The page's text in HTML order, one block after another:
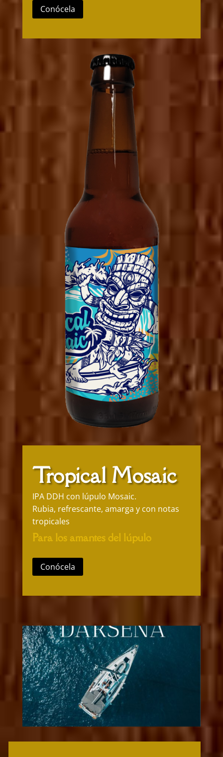
Conócela
Tropical Mosaic
IPA DDH con lúpulo Mosaic.
Rubia, refrescante, amarga y con notas
tropicales
Para los amantes del lúpulo
Conócela